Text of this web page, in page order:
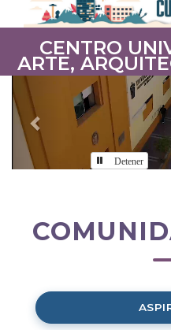
CENTRO
ARTE,
Previous
Detener
Comunidad